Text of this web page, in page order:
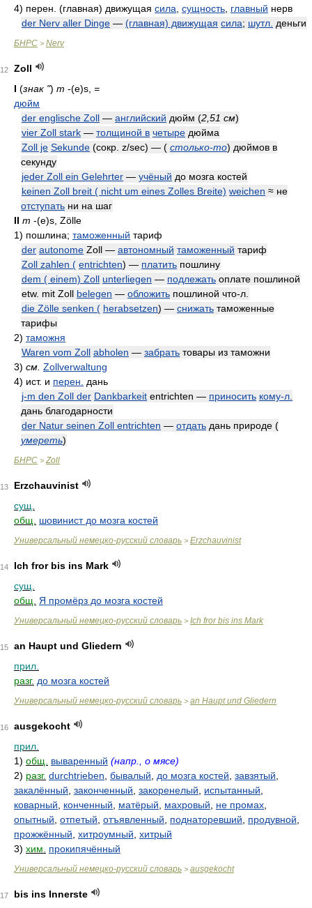
4) перен. (главная) движущая сила сущность главный нерв
der Nerv aller Dinge — (главная) движущая сила; шутл. деньги
БНРС > Nerv
12
Zoll
I (знак ") m -(e)s, =
дюйм
der englische Zoll — английский дюйм (2,51 см)
vier Zoll stark — толщиной в четыре дюйма
Zoll je Sekunde (сокр. z/sec) — ( столько-то) дюймов в
секунду
jeder Zoll ein Gelehrter — учёный до мозга костей
keinen Zoll breit ( nicht um eines Zolles Breite) weichen ≈ не
отступать ни на шаг
II m -(e)s, Zölle
1) пошлина; таможенный тариф
der autonome Zoll — автономный таможенный тариф
Zoll zahlen ( entrichten) — платить пошлину
dem ( einem) Zoll unterliegen — подлежать оплате пошлиной
etw. mit Zoll belegen — обложить пошлиной что-л.
die Zölle senken ( herabsetzen) — снижать таможенные
тарифы
2) таможня
Waren vom Zoll abholen — забрать товары из таможни
3) см. Zollverwaltung
4) ист. и перен.
дань
j-m den Zoll der Dankbarkeit entrichten — приносить кому-л.
дань благодарности
der Natur seinen Zoll entrichten — отдать дань природе (
умереть)
БНРС > Zoll
13
Erzchauvinist
сущ.
общ.
шовинист до мозга костей
Универсальный немецко-русский словарь > Erzchauvinist
14
Ich fror bis ins Mark
сущ.
общ.
Я промёрз до мозга костей
Универсальный немецко-русский словарь > Ich fror bis ins Mark
15
an Haupt und Gliedern
прил.
разг. до мозга костей
Универсальный немецко-русский словарь > an Haupt und Gliedern
16
ausgekocht
прил.
1) общ. вываренный (напр., о мясе)
2) разг. durchtrieben бывалый до мозга костей завзятый
закалённый законченный закоренелый испытанный
коварный
конченный матёрый махровый не промах
опытный отпетый отъявленный поднаторевший продувной
прожжённый хитроумный хитрый
3) хим. прокипячённый
Универсальный немецко-русский словарь > ausgekocht
17
bis ins Innerste